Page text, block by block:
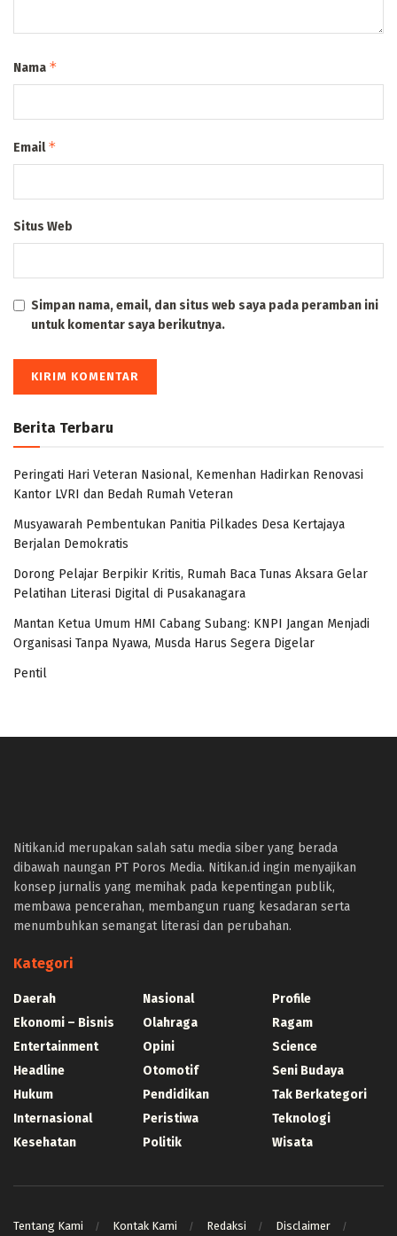
Nama *
Email*
Situs Web
Simpan nama, email, dan situs web saya pada peramban ini
untuk komentar saya berikutnya.
Berita Terbaru
Peringati Hari Veteran Nasional, Kemenhan Hadirkan Renovasi
Kantor LVRI dan Bedah Rumah Veteran
Musyawarah Pembentukan Panitia Pilkades Desa Kertajaya
Berjalan Demokratis
Dorong Pelajar Berpikir Kritis, Rumah Baca Tunas Aksara Gelar
Pelatihan Literasi Digital di Pusakanagara
Mantan Ketua Umum HMI Cabang Subang: KNPI Jangan Menjadi
Organisasi Tanpa Nyawa, Musda Harus Segera Digelar
Pentil
slot scatter hitam
https://protuning.id/
https://ptnobelindonesia.com/
https://okegas.id/
https://dukcapil.selumakab.go.id/
https://store.scuto.co.id/wp-content/products/
https://selumakab.go.id/
https://dukcapil.selumakab.go.id/duta777/
https://krakatauniaga.co.id/run/
https://bossfood.co.id/wp-content/pound/
slot138
slot138
sultan69
joker123
slot bet 200
https://consumerstore.siccura.com/
Nitikan.id merupakan salah satu media siber yang berada
dibawah naungan PT Poros Media. Nitikan.id ingin menyajikan
konsep jurnalis yang memihak pada kepentingan publik,
membawa pencerahan, membangun ruang kesadaran serta
menumbuhkan semangat literasi dan perubahan.
Kategori
Daerah
Ekonomi – Bisnis
Entertainment
Headline
Hukum
Internasional
Kesehatan
Nasional
Olahraga
Opini
Otomotif
Pendidikan
Peristiwa
Politik
Profile
Ragam
Science
Seni Budaya
Tak Berkategori
Teknologi
Wisata
Tentang Kami Kontak Kami Redaksi Disclaimer